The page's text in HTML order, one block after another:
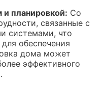
планировкой: Со
связанные с
системами, что
обеспечения
дома может
эффективного